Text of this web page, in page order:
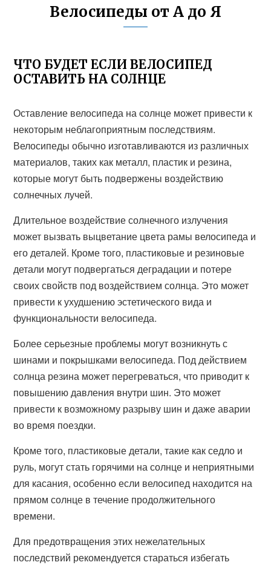
Велосипеды от А до Я
ЧТО БУДЕТ ЕСЛИ ВЕЛОСИПЕД
ОСТАВИТЬ НА СОЛНЦЕ
Оставление велосипеда на солнце может привести к
некоторым неблагоприятным последствиям.
Велосипеды обычно изготавливаются из различных
материалов, таких как металл, пластик и резина,
которые могут быть подвержены воздействию
солнечных лучей.
Длительное воздействие солнечного излучения
может вызвать выцветание цвета рамы велосипеда и
его деталей. Кроме того, пластиковые и резиновые
детали могут подвергаться деградации и потере
своих свойств под воздействием солнца. Это может
привести к ухудшению эстетического вида и
функциональности велосипеда.
Более серьезные проблемы могут возникнуть с
шинами и покрышками велосипеда. Под действием
солнца резина может перегреваться, что приводит к
повышению давления внутри шин. Это может
привести к возможному разрыву шин и даже аварии
во время поездки.
Кроме того, пластиковые детали, такие как седло и
руль, могут стать горячими на солнце и неприятными
для касания, особенно если велосипед находится на
прямом солнце в течение продолжительного
времени.
Для предотвращения этих нежелательных
последствий рекомендуется стараться избегать